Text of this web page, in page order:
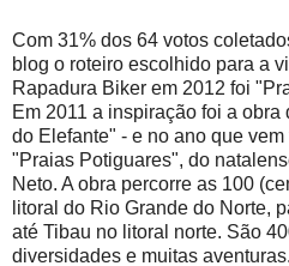
Com 31% dos 64 votos
blog o roteiro escolhido para a
Rapadura Biker em 2012 foi
Em 2011 a inspiração foi a
do Elefante" - e no ano que
"Praias Potiguares", do
Neto. A obra percorre as 100
litoral do Rio Grande do Norte,
até Tibau no litoral norte. São
diversidades e muitas aventuras.